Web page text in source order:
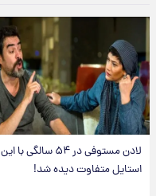
لادن مستوفی در ۵۴ سالگی با این
استایل متفاوت دیده شد!